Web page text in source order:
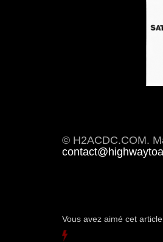
© H2ACDC.COM.
Vous avez aimé cet